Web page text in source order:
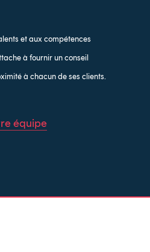
et aux compétences
à fournir un conseil
à chacun de ses clients.
équipe